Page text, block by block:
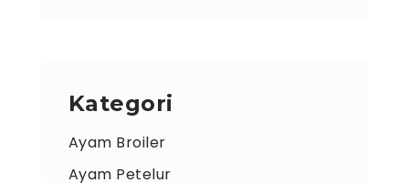
Kategori
Ayam Broiler
Ayam Petelur